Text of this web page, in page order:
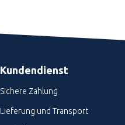
Kundendienst
Sichere Zahlung
Lieferung und Transport